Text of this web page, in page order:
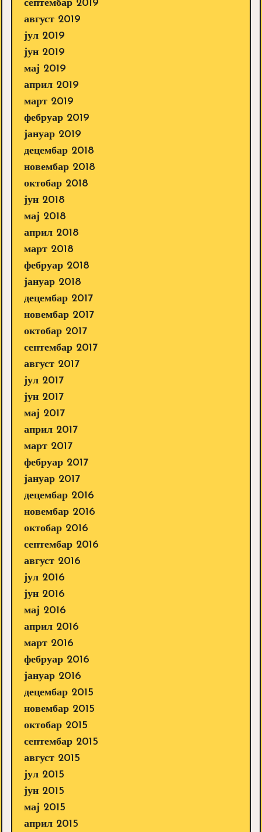
септембар 2019
август 2019
јул 2019
јун 2019
мај 2019
април 2019
март 2019
фебруар 2019
јануар 2019
децембар 2018
новембар 2018
октобар 2018
јун 2018
мај 2018
април 2018
март 2018
фебруар 2018
јануар 2018
децембар 2017
новембар 2017
октобар 2017
септембар 2017
август 2017
јул 2017
јун 2017
мај 2017
април 2017
март 2017
фебруар 2017
јануар 2017
децембар 2016
новембар 2016
октобар 2016
септембар 2016
август 2016
јул 2016
јун 2016
мај 2016
април 2016
март 2016
фебруар 2016
јануар 2016
децембар 2015
новембар 2015
октобар 2015
септембар 2015
август 2015
јул 2015
јун 2015
мај 2015
април 2015